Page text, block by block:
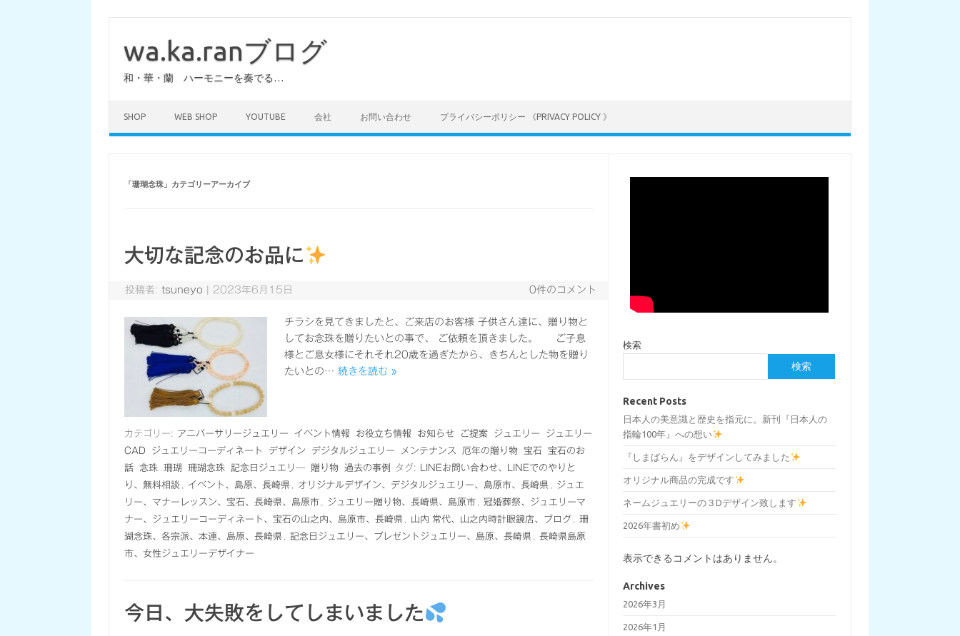
wa.ka.ranブログ
和・華・蘭 ハーモニーを奏でる…
SHOP WEB SHOP YOUTUBE 会社 お問い合わせ プライバシーポリシー 《PRIVACY POLICY 》
「珊瑚念珠」カテゴリーアーカイブ
大切な記念のお品に
投稿者:tsuneyo 2023年6月15日 0件のコメント
チラシを見てきましたと、ご来店のお客様 子供さん達に、贈り物と
してお念珠を贈りたいとの事で、 ご依頼を頂きました。 ご子息
様とご息女様にそれそれ20歳を過ぎたから、きちんとした物を贈り
たいとの… 続きを読む »
カテゴリー: アニバーサリージュエリー イベント情報 お役立ち情報 お知らせ ご提案 ジュエリー
ジュエリー
CAD
ジュエリーコーディネート デザイン デジタルジュエリー メンテナンス 厄年の贈り物 宝石
宝石のお
話
念珠 珊瑚 珊瑚念珠 記念日ジュエリ― 贈り物 過去の事例 タグ:
LINEお問い合わせ、LINEでのやりと
り、無料相談
イベント、島原、長崎県 オリジナルデザイン、デジタルジュエリー、島原市、長崎県
ジュエ
リー、マナーレッスン、宝石、長崎県、島原市
ジュエリー贈り物、長崎県、島原市
冠婚葬祭、ジュエリーマ
ナー、ジュエリーコーディネート、宝石の山之内、島原市、長崎県
山内 常代、山之内時計眼鏡店、ブログ
珊
瑚念珠、各宗派、本連、島原、長崎県
記念日ジュエリー、プレゼントジュエリー、島原、長崎県
長崎県島原
市、女性ジュエリーデザイナー
今日、大失敗をしてしまいました
検索
検索
Recent Posts
日本人の美意識と歴史を指元に。新刊『日本人の
指輪100年』への想い
『しまばらん』をデザインしてみました
オリジナル商品の完成です
ネームジュエリーの３Dデザイン致します
2026年書初め
表示できるコメントはありません。
Archives
2026年3月
2026年1月